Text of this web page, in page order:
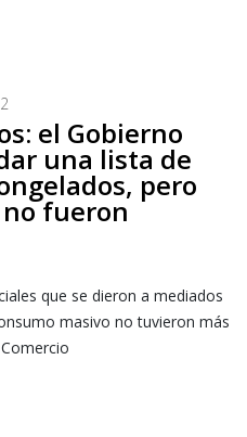
el Gobierno
una lista de
pero
fueron
que se dieron a mediados
masivo no tuvieron más